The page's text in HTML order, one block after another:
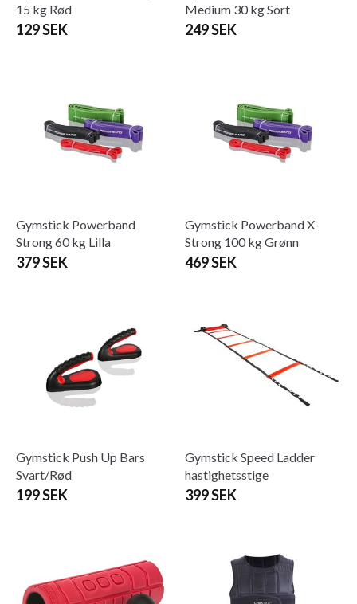
15 kg Rød
129 SEK
Medium 30 kg Sort
249 SEK
Gymstick Powerband
Strong 60 kg Lilla
379 SEK
Gymstick Powerband X-
Strong 100 kg Grønn
469 SEK
Gymstick Push Up Bars
Svart/Rød
199 SEK
Gymstick Speed ​​​​Ladder
hastighetsstige
399 SEK